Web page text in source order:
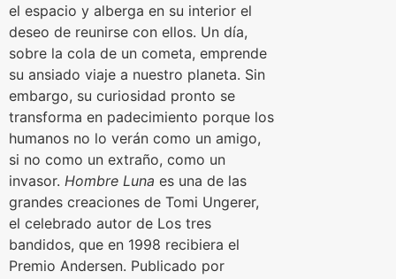
el espacio y alberga en su interior el
deseo de reunirse con ellos. Un día,
sobre la cola de un cometa, emprende
su ansiado viaje a nuestro planeta. Sin
embargo, su curiosidad pronto se
transforma en padecimiento porque los
humanos no lo verán como un amigo,
si no como un extraño, como un
invasor. Hombre Luna es una de las
grandes creaciones de Tomi Ungerer,
el celebrado autor de Los tres
bandidos, que en 1998 recibiera el
Premio Andersen. Publicado por